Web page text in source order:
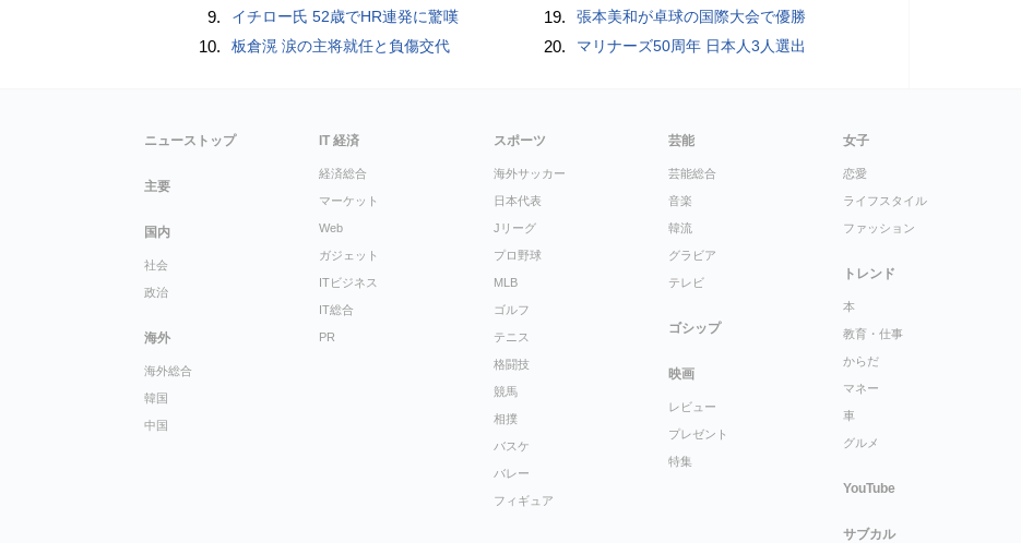
9. イチロー氏 52歳でHR連発に驚嘆
10. 板倉滉 涙の主将就任と負傷交代
19. 張本美和が卓球の国際大会で優勝
20. マリナーズ50周年 日本人3人選出
ニューストップ
主要
国内
社会
政治
海外
海外総合
韓国
中国
IT 経済
経済総合
マーケット
Web
ガジェット
ITビジネス
IT総合
PR
スポーツ
海外サッカー
日本代表
Jリーグ
プロ野球
MLB
ゴルフ
テニス
格闘技
競馬
相撲
バスケ
バレー
フィギュア
芸能
芸能総合
音楽
韓流
グラビア
テレビ
ゴシップ
映画
レビュー
プレゼント
特集
女子
恋愛
ライフスタイル
ファッション
トレンド
本
教育・仕事
からだ
マネー
車
グルメ
YouTube
サブカル